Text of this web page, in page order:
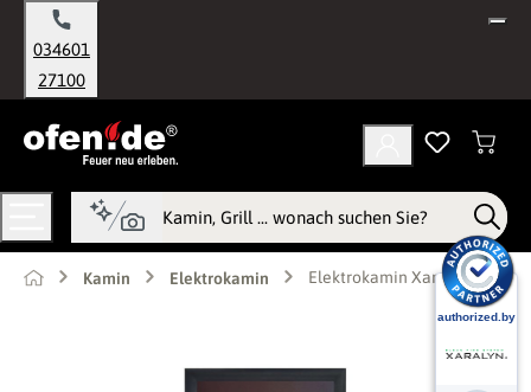
springen
034601
27100
Kamin Elektrokamin Elektrokamin Xaralyn Elski